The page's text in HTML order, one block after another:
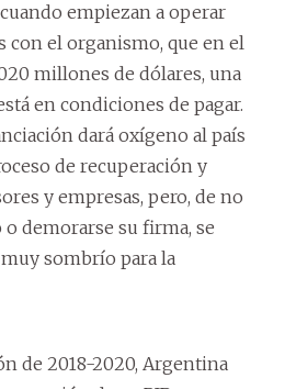
empiezan a operar
el organismo, que en el
millones de dólares, una
en condiciones de pagar.
dará oxígeno al país
de recuperación y
y empresas, pero, de no
demorarse su firma, se
sombrío para la
de 2018-2020, Argentina